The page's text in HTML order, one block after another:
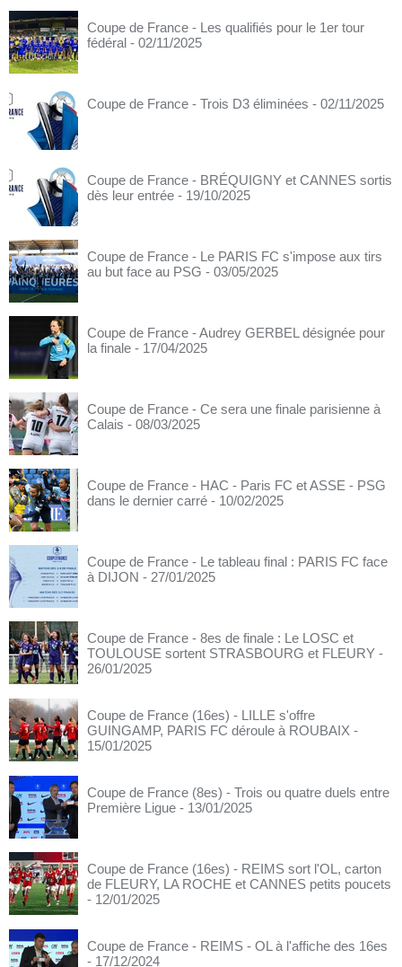
Coupe de France - Les qualifiés pour le 1er tour
fédéral - 02/11/2025
Coupe de France - Trois D3 éliminées - 02/11/2025
Coupe de France - BRÉQUIGNY et CANNES sortis
dès leur entrée - 19/10/2025
Coupe de France - Le PARIS FC s'impose aux tirs
au but face au PSG - 03/05/2025
Coupe de France - Audrey GERBEL désignée pour
la finale - 17/04/2025
Coupe de France - Ce sera une finale parisienne à
Calais - 08/03/2025
Coupe de France - HAC - Paris FC et ASSE - PSG
dans le dernier carré - 10/02/2025
Coupe de France - Le tableau final : PARIS FC face
à DIJON - 27/01/2025
Coupe de France - 8es de finale : Le LOSC et
TOULOUSE sortent STRASBOURG et FLEURY -
26/01/2025
Coupe de France (16es) - LILLE s'offre
GUINGAMP, PARIS FC déroule à ROUBAIX -
15/01/2025
Coupe de France (8es) - Trois ou quatre duels entre
Première Ligue - 13/01/2025
Coupe de France (16es) - REIMS sort l'OL, carton
de FLEURY, LA ROCHE et CANNES petits poucets
- 12/01/2025
Coupe de France - REIMS - OL à l'affiche des 16es
- 17/12/2024